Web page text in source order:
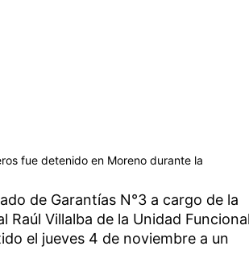
fue detenido en Moreno durante la
de Garantías N°3 a cargo de la
Raúl Villalba de la Unidad
el jueves 4 de noviembre a un